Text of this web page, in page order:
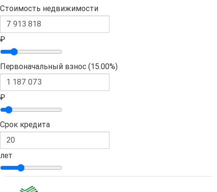
Стоимость недвижимости
₽
Первоначальный взнос (15.00%)
₽
Срок кредита
лет